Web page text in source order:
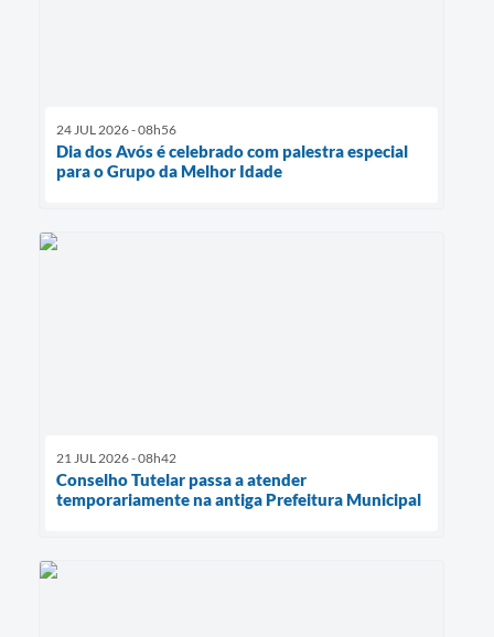
24 JUL 2026 - 08h56
Dia dos Avós é celebrado com palestra especial
para o Grupo da Melhor Idade
21 JUL 2026 - 08h42
Conselho Tutelar passa a atender
temporariamente na antiga Prefeitura Municipal